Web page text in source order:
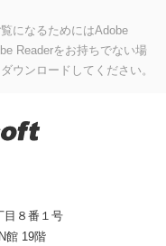
になるためにはAdobe
Readerをお持ちでない場
ウンロードしてください。
目８番１号
館 19階